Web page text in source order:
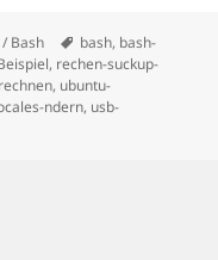
Bash Tags
bash, bash-
, rechen-suckup-
, ubuntu-
ndern, usb-